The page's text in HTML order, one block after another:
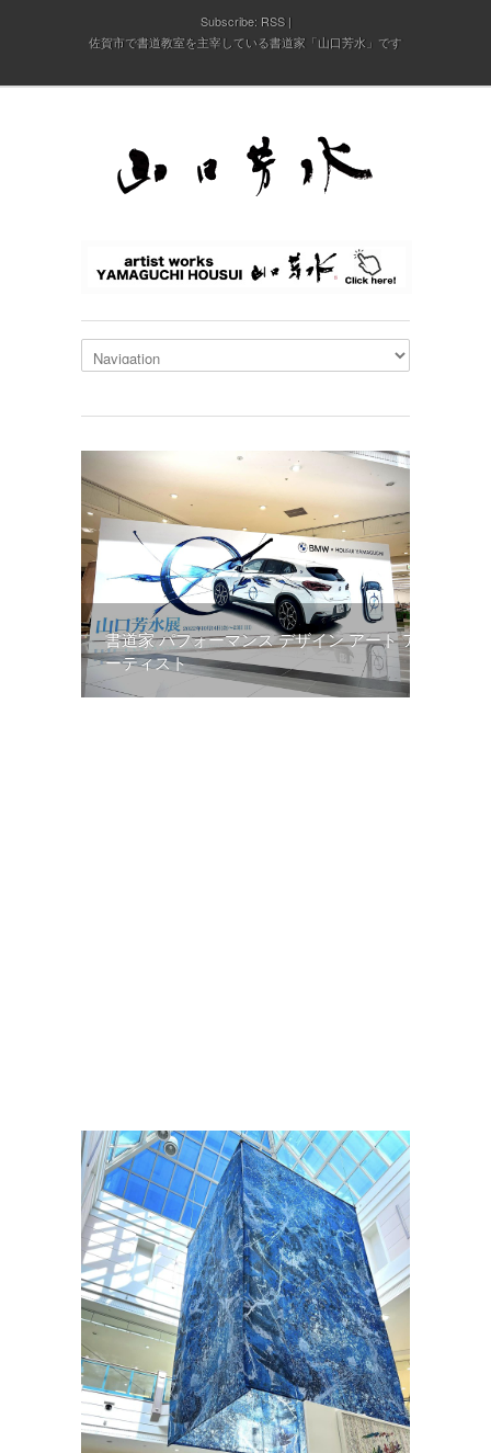
Subscribe: RSS
佐賀市で書道教室を主宰している書道家「山口芳水」です
書道家 パフォーマンス デザイン アート ア
ーティスト